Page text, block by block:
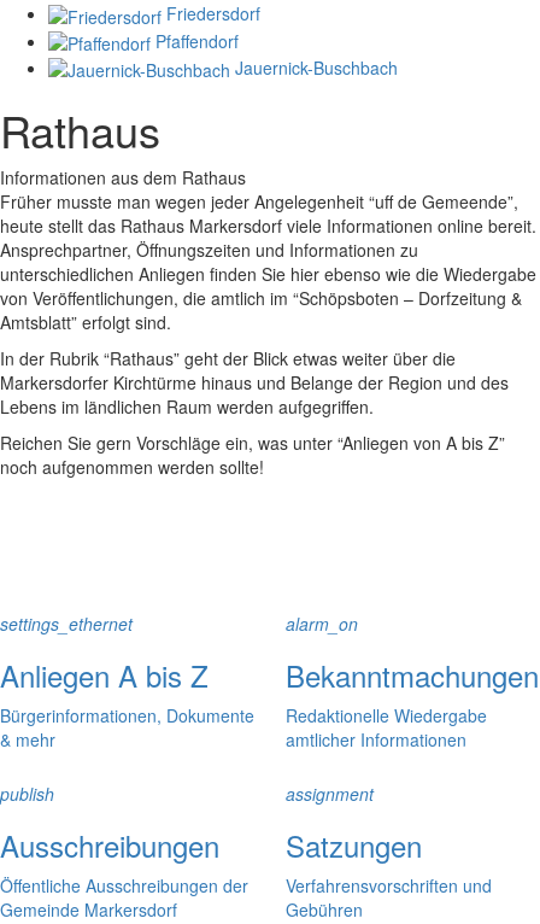
Friedersdorf
Pfaffendorf
Jauernick-Buschbach
Rathaus
Informationen aus dem Rathaus
Früher musste man wegen jeder Angelegenheit “uff de Gemeende”,
heute stellt das Rathaus Markersdorf viele Informationen online bereit.
Ansprechpartner, Öffnungszeiten und Informationen zu
unterschiedlichen Anliegen finden Sie hier ebenso wie die Wiedergabe
von Veröffentlichungen, die amtlich im “Schöpsboten – Dorfzeitung &
Amtsblatt” erfolgt sind.
In der Rubrik “Rathaus” geht der Blick etwas weiter über die
Markersdorfer Kirchtürme hinaus und Belange der Region und des
Lebens im ländlichen Raum werden aufgegriffen.
Reichen Sie gern Vorschläge ein, was unter “Anliegen von A bis Z”
noch aufgenommen werden sollte!
settings_ethernet
Anliegen A bis Z
Bürgerinformationen, Dokumente
& mehr
alarm_on
Bekanntmachungen
Redaktionelle Wiedergabe
amtlicher Informationen
publish
Ausschreibungen
Öffentliche Ausschreibungen der
Gemeinde Markersdorf
assignment
Satzungen
Verfahrensvorschriften und
Gebühren